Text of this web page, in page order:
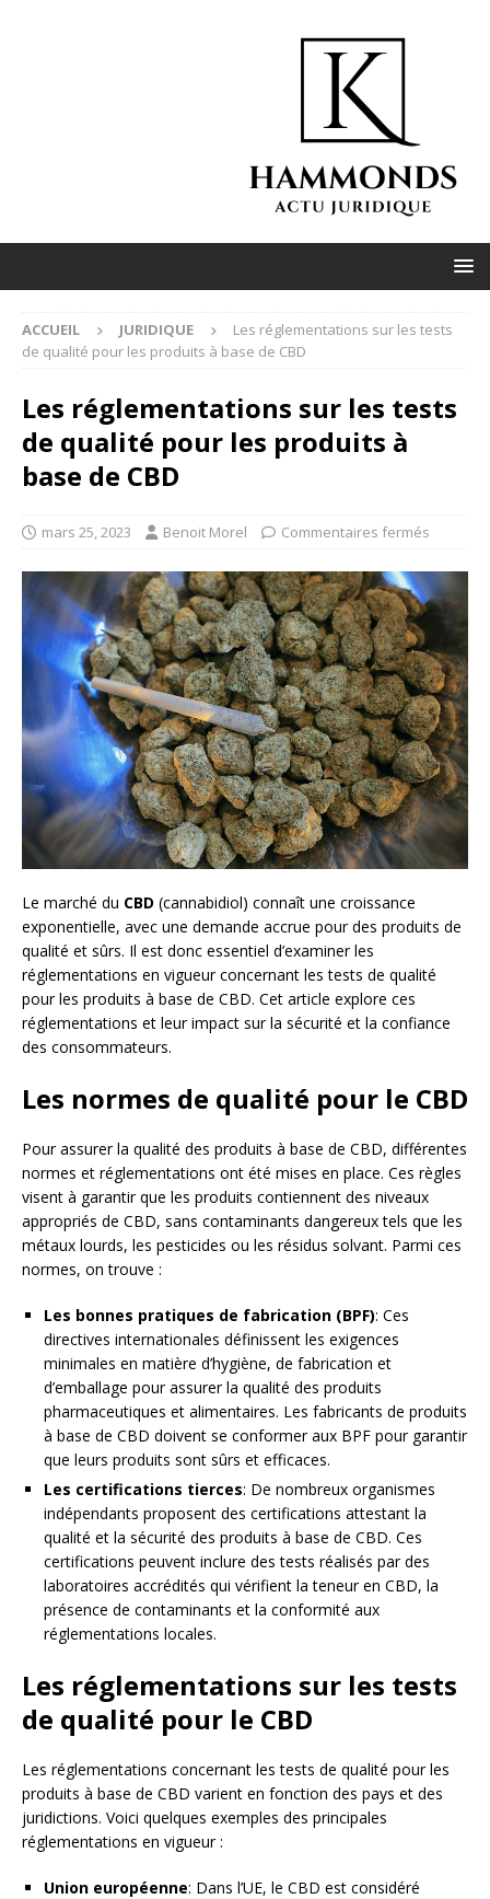
ACCUEIL JURIDIQUE
Les réglementations sur les tests
de qualité pour les produits à base de CBD
Les réglementations sur les tests
de qualité pour les produits à
base de CBD
mars 25, 2023 Benoit Morel Commentaires fermés
Le marché du CBD (cannabidiol) connaît une croissance
exponentielle, avec une demande accrue pour des produits de
qualité et sûrs. Il est donc essentiel d’examiner les
réglementations en vigueur concernant les tests de qualité
pour les produits à base de CBD. Cet article explore ces
réglementations et leur impact sur la sécurité et la confiance
des consommateurs.
Les normes de qualité pour le CBD
Pour assurer la qualité des produits à base de CBD, différentes
normes et réglementations ont été mises en place. Ces règles
visent à garantir que les produits contiennent des niveaux
appropriés de CBD, sans contaminants dangereux tels que les
métaux lourds, les pesticides ou les résidus solvant. Parmi ces
normes, on trouve :
Les bonnes pratiques de fabrication (BPF): Ces
directives internationales définissent les exigences
minimales en matière d’hygiène, de fabrication et
d’emballage pour assurer la qualité des produits
pharmaceutiques et alimentaires. Les fabricants de produits
à base de CBD doivent se conformer aux BPF pour garantir
que leurs produits sont sûrs et efficaces.
Les certifications tierces: De nombreux organismes
indépendants proposent des certifications attestant la
qualité et la sécurité des produits à base de CBD. Ces
certifications peuvent inclure des tests réalisés par des
laboratoires accrédités qui vérifient la teneur en CBD, la
présence de contaminants et la conformité aux
réglementations locales.
Les réglementations sur les tests
de qualité pour le CBD
Les réglementations concernant les tests de qualité pour les
produits à base de CBD varient en fonction des pays et des
juridictions. Voici quelques exemples des principales
réglementations en vigueur :
Union européenne: Dans l’UE, le CBD est considéré